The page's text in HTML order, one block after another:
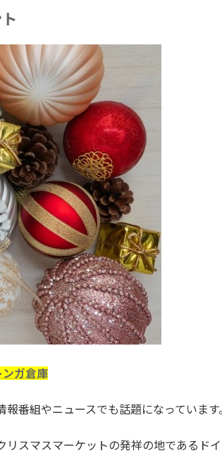
ガ倉庫
番組やニュースでも話題になっています
スマスマーケットの発祥の地であるド